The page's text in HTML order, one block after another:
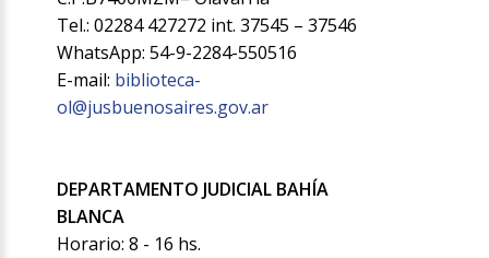
Tel.: 02284 427272 int. 37545 – 37546
WhatsApp: 54-9-2284-550516
E-mail: biblioteca-
ol@jusbuenosaires.gov.ar
DEPARTAMENTO JUDICIAL BAHÍA
BLANCA
Horario: 8 - 16 hs.